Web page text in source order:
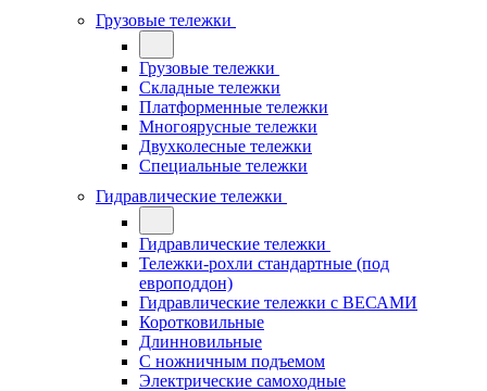
Грузовые тележки
Грузовые тележки
Складные тележки
Платформенные тележки
Многоярусные тележки
Двухколесные тележки
Специальные тележки
Гидравлические тележки
Гидравлические тележки
Тележки-рохли стандартные (под
европоддон)
Гидравлические тележки с ВЕСАМИ
Коротковильные
Длинновильные
С ножничным подъемом
Электрические самоходные